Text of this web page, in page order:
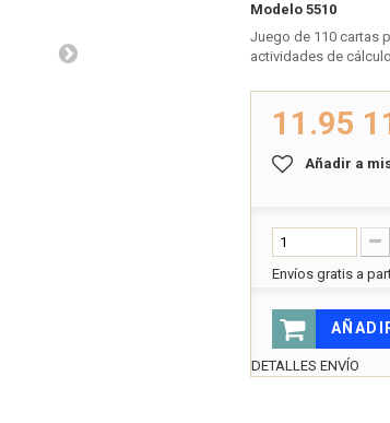
Modelo 5510
Juego de 110 cartas
actividades de
11.95
Añadir a
Envíos gratis a
DETALLES ENVÍO